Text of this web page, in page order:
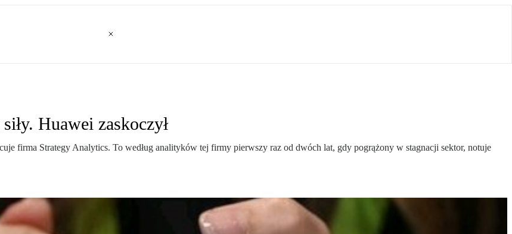
Huawei zaskoczył
firma Strategy Analytics. To według analityków tej firmy pierwszy raz od dwóch lat, gdy pogrążony w stagnacji sektor, notuje